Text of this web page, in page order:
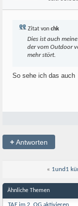
Zitat von chk
Dies ist auch
der vom Outdoor
mehr stört.
So sehe ich das auch
+Antworten
« 1und1
Ähnliche Themen
TAE im 2. OG aktivieren